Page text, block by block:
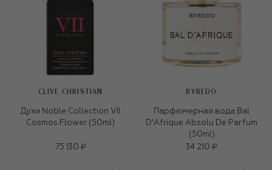
CLIVE CHRISTIAN
Духи Noble Collection VII
Cosmos Flower (50ml)
75 130 ₽
BYREDO
Парфюмерная вода Bal
D'Afrique Absolu De Parfum
(50ml)
34 210 ₽